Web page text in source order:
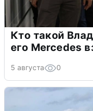
Кто такой
его Mercedes
5 августа 0